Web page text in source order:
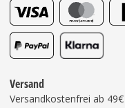
Versand
Versandkostenfrei ab 49€